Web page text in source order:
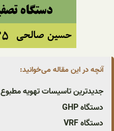
آنچه در این مقاله می‌خوانید:
جدیدترین تاسیسات تهویه مطبوع
دستگاه GHP
دستگاه VRF